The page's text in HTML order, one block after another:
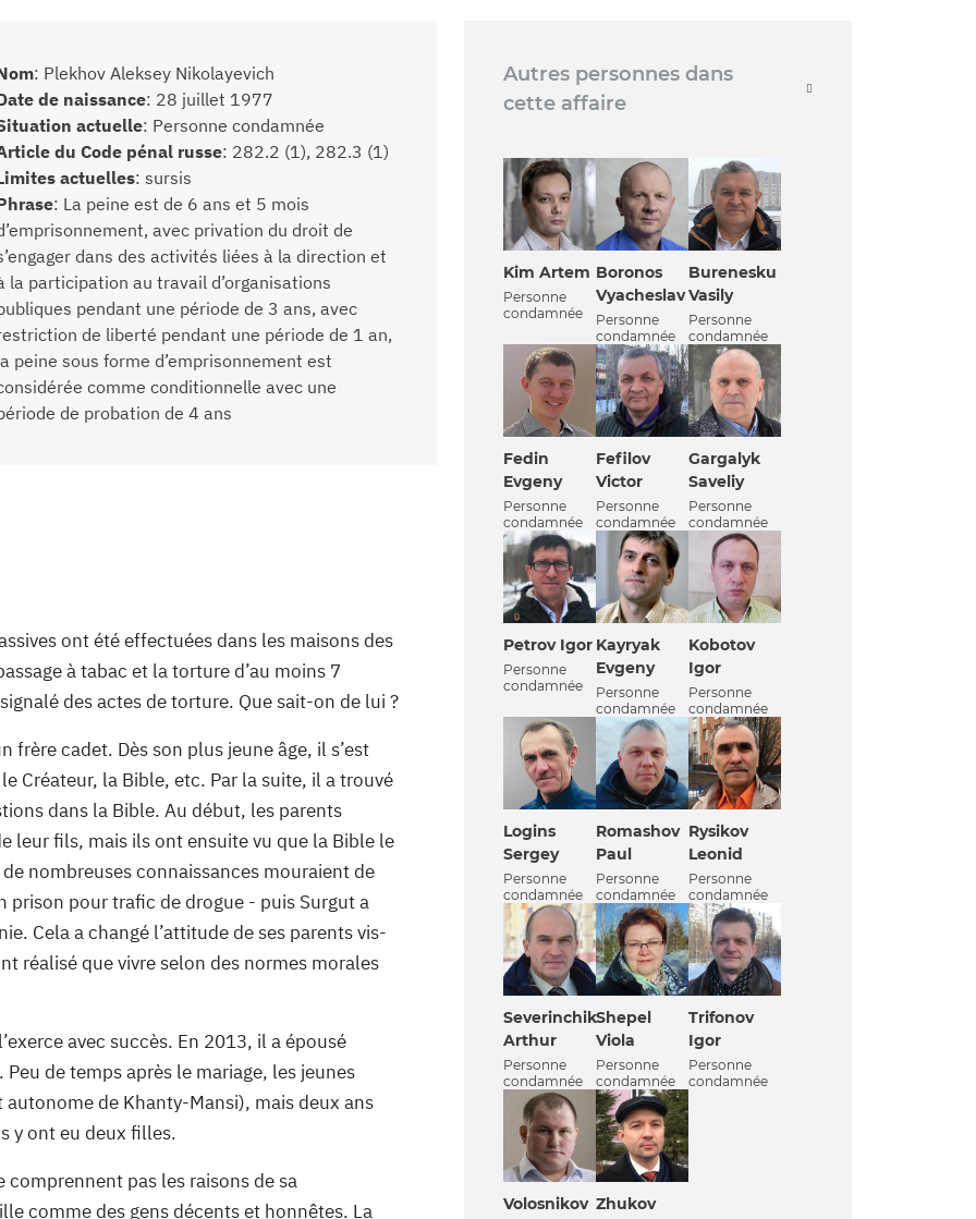
: Plekhov Aleksey Nikolayevich
de naissance: 28 juillet 1977
actuelle: Personne condamnée
du Code pénal russe: 282.2 (1), 282.3 (1)
actuelles:sursis
: La peine est de 6 ans et 5 mois
avec privation du droit de
dans des activités liées à la direction et
la participation au travail d’organisations
pendant une période de 3 ans, avec
de liberté pendant une période de 1 an,
peine sous forme d’emprisonnement est
comme conditionnelle avec une
de probation de 4 ans
ont été effectuées dans les maisons des
à tabac et la torture d’au moins 7
des actes de torture. Que sait-on de lui ?
frère cadet. Dès son plus jeune âge, il s’est
Créateur, la Bible, etc. Par la suite, il a trouvé
dans la Bible. Au début, les parents
leur fils, mais ils ont ensuite vu que la Bible le
nombreuses connaissances mouraient de
pour trafic de drogue - puis Surgut a
Cela a changé l’attitude de ses parents vis-
réalisé que vivre selon des normes morales
avec succès. En 2013, il a épousé
de temps après le mariage, les jeunes
de Khanty-Mansi), mais deux ans
y ont eu deux filles.
comprennent pas les raisons de sa
comme des gens décents et honnêtes. La
Autres personnes dans
cette affaire
Kim Artem
Personne
condamnée
Boronos
Vyacheslav
Personne
condamnée
Burenesku
Vasily
Personne
condamnée
Fedin
Evgeny
Personne
condamnée
Fefilov
Victor
Personne
condamnée
Gargalyk
Saveliy
Personne
condamnée
Petrov Igor
Personne
condamnée
Kayryak
Evgeny
Personne
condamnée
Kobotov
Igor
Personne
condamnée
Logins
Sergey
Personne
condamnée
Romashov
Paul
Personne
condamnée
Rysikov
Leonid
Personne
condamnée
Severinchik
Arthur
Personne
condamnée
Shepel
Viola
Personne
condamnée
Trifonov
Igor
Personne
condamnée
Volosnikov Zhukov